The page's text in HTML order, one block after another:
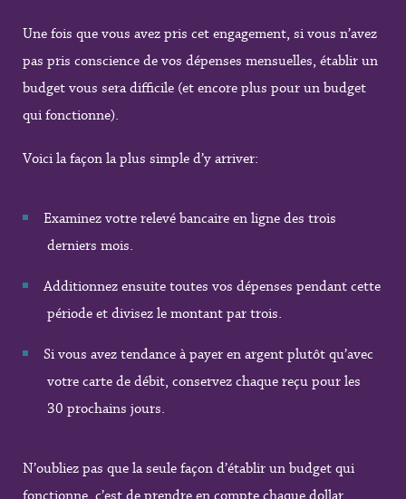
Une fois que vous avez pris cet engagement, si vous n’avez
pas pris conscience de vos dépenses mensuelles, établir un
budget vous sera difficile (et encore plus pour un budget
qui fonctionne).
Voici la façon la plus simple d’y arriver:
Examinez votre relevé bancaire en ligne des trois
derniers mois.
Additionnez ensuite toutes vos dépenses pendant cette
période et divisez le montant par trois.
Si vous avez tendance à payer en argent plutôt qu’avec
votre carte de débit, conservez chaque reçu pour les
30 prochains jours.
N’oubliez pas que la seule façon d’établir un budget qui
fonctionne, c’est de prendre en compte chaque dollar